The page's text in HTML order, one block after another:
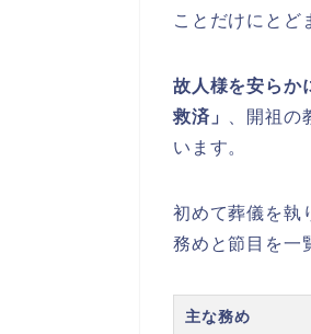
ことだけにとど
故人様を安らか
救済」
、開祖
います。
初めて葬儀を執
務めと節目を一
主な務め